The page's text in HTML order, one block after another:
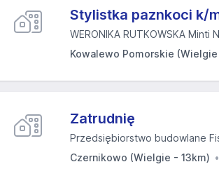
Stylistka paznkoci k/
WERONIKA RUTKOWSKA Minti
Kowalewo Pomorskie
Zatrudnię
Przedsiębiorstwo budowlane
Czernikowo (Wielgie - 13km)